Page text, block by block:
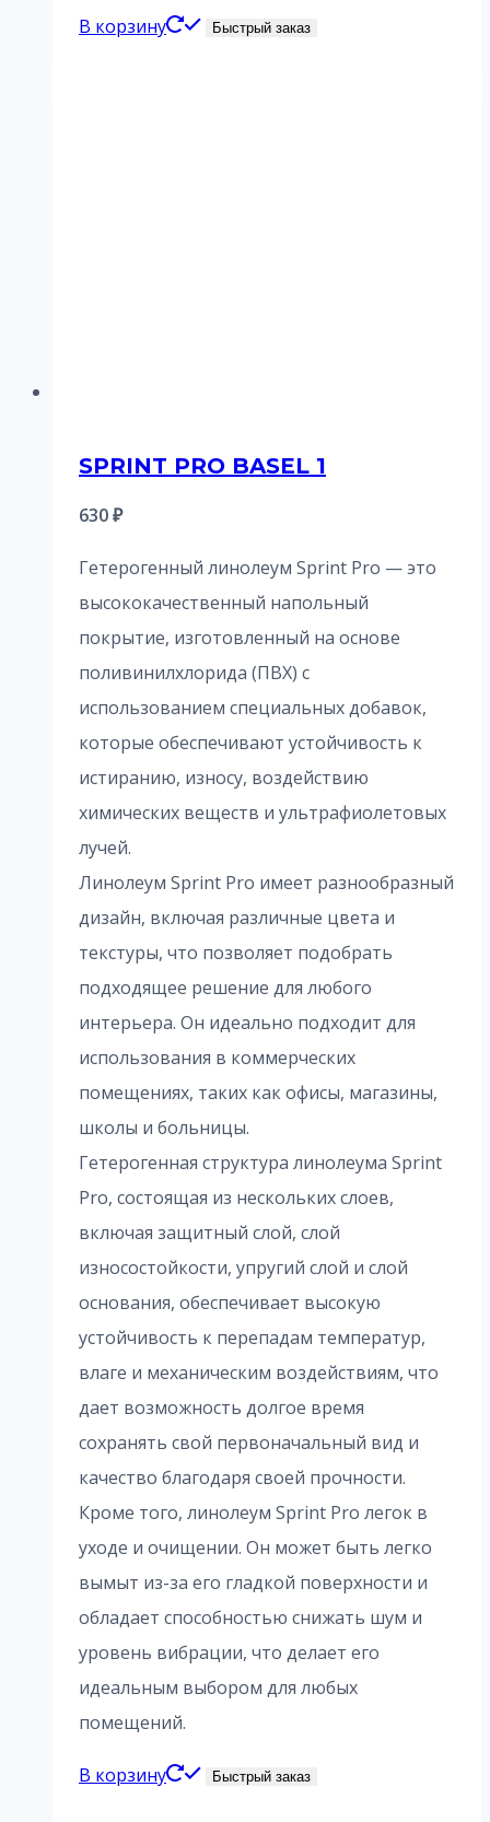
В корзину Быстрый заказ
SPRINT PRO BASEL 1
630₽
Гетерогенный линолеум Sprint Pro — это
высококачественный напольный
покрытие, изготовленный на основе
поливинилхлорида (ПВХ) с
использованием специальных добавок,
которые обеспечивают устойчивость к
истиранию, износу, воздействию
химических веществ и ультрафиолетовых
лучей.
Линолеум Sprint Pro имеет разнообразный
дизайн, включая различные цвета и
текстуры, что позволяет подобрать
подходящее решение для любого
интерьера. Он идеально подходит для
использования в коммерческих
помещениях, таких как офисы, магазины,
школы и больницы.
Гетерогенная структура линолеума Sprint
Pro, состоящая из нескольких слоев,
включая защитный слой, слой
износостойкости, упругий слой и слой
основания, обеспечивает высокую
устойчивость к перепадам температур,
влаге и механическим воздействиям, что
дает возможность долгое время
сохранять свой первоначальный вид и
качество благодаря своей прочности.
Кроме того, линолеум Sprint Pro легок в
уходе и очищении. Он может быть легко
вымыт из-за его гладкой поверхности и
обладает способностью снижать шум и
уровень вибрации, что делает его
идеальным выбором для любых
помещений.
В корзину Быстрый заказ